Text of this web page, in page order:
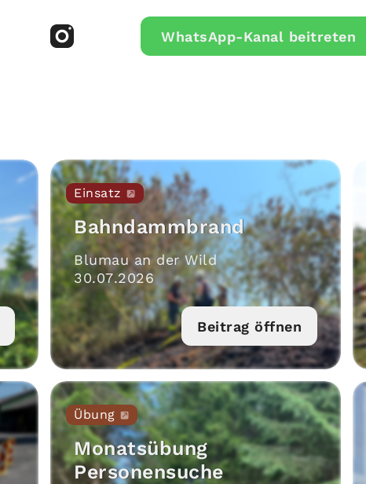
WhatsApp-Kanal beitreten
Einsatz
Bahndammbrand
Blumau an der Wild
30.07.2026
Beitrag öffnen
Übung
Monatsübung
Personensuche